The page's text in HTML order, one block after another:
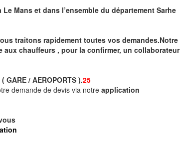
Le Mans et dans l’ensemble du département Sarhe
traitons rapidement toutes vos demandes.Notre
chauffeurs , pour la confirmer, un collaborateur
( GARE / AEROPORTS ).25
demande de devis via notre application